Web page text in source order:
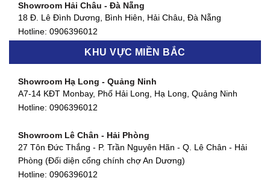
Showroom Quận 7 - TP. HCM
877 Huỳnh Tấn Phát, Phú Thuận, Quận 7, TP HCM
Hotline:0906396012
580 Phan Văn Trị, Phường 7, Quận 5, TP HCM
Hotline:0906396012
90 Đ. Cộng Hòa, Phường 4, Tân Bình, TP HCM
Hotline:0906396012
Showroom Hải Châu - Đà Nẵng
18 Đ. Lê Đình Dương, Bình Hiên, Hải Châu, Đà Nẵng
Hotline: 0906396012
Showroom Thanh Khê - Đà Nẵng
Hotline:0906396012
Showroom Cẩm Lệ - Đà Nẵng
Hotline:0906396012
Showroom Huế
54 Hùng Vương, Phú Hội, Thành phố Huế, Thừa Thiên Huế
KHU VỰC MIỀN BẮC
Showroom Hạ Long - Quảng Ninh
A7-14 KĐT Monbay, Phố Hải Long, Hạ Long, Quảng Ninh
Hotline: 0906396012
Showroom Lê Chân - Hải Phòng
27 Tôn Đức Thắng - P. Trần Nguyên Hãn - Q. Lê Chân - Hải
Phòng (Đối diện cổng chính chợ An Dương)
Hotline: 0906396012